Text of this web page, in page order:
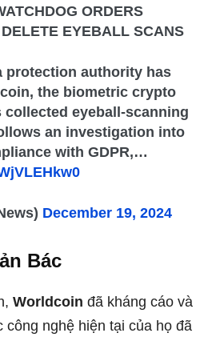
ORDERS
EYEBALL SCANS
protection authority has
the biometric crypto
collected eyeball-scanning
an investigation into
with GDPR,…
December 19, 2024
Bác
Worldcoin đã kháng cáo và
công nghệ hiện tại của họ đã